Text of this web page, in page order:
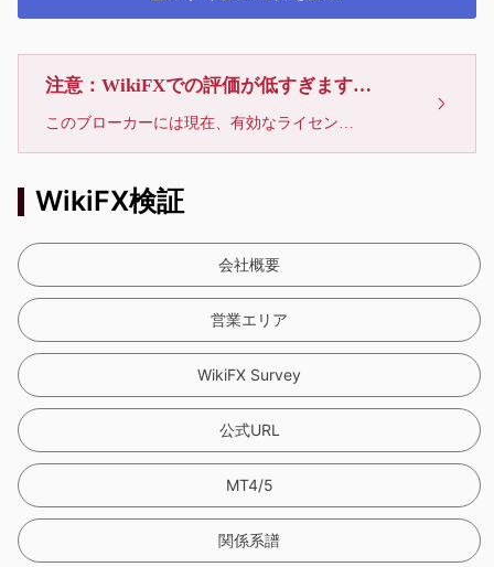
注意：WikiFXでの評価が低すぎます、利用しないでください
このブローカーには現在、有効なライセンスが確認されていません。リスクにご注意下さい！
WikiFX検証
会社概要
営業エリア
WikiFX Survey
公式URL
MT4/5
関係系譜